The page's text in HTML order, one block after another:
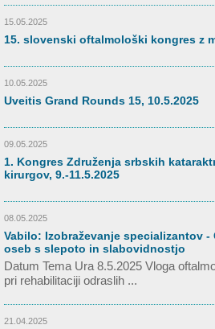
15.05.2025
15. slovenski oftalmološki kongres z
10.05.2025
Uveitis Grand Rounds 15, 10.5.2025
09.05.2025
1. Kongres Združenja srbskih
kirurgov, 9.-11.5.2025
08.05.2025
Vabilo: Izobraževanje specializantov
oseb s slepoto in slabovidnostjo
Datum Tema Ura 8.5.2025 Vloga
pri rehabilitaciji odraslih ...
21.04.2025